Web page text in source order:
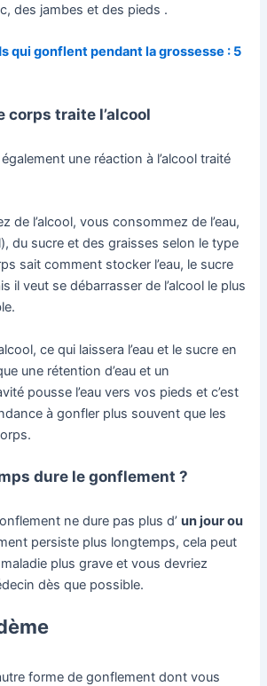
des jambes et des pieds .
qui gonflent pendant la grossesse : 5
corps traite l’alcool
une réaction à l’alcool traité
de l’alcool, vous consommez de l’eau,
du sucre et des graisses selon le type
sait comment stocker l’eau, le sucre
il veut se débarrasser de l’alcool le plus
ce qui laissera l’eau et le sucre en
une rétention d’eau et un
pousse l’eau vers vos pieds et c’est
à gonfler plus souvent que les
dure le gonflement ?
ne dure pas plus d’un jour ou
persiste plus longtemps, cela peut
plus grave et vous devriez
dès que possible.
forme de gonflement dont vous